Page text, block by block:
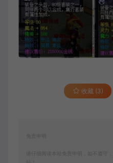
收藏 (3)
免责申明
请仔细阅读本站免责申明，如不遵守